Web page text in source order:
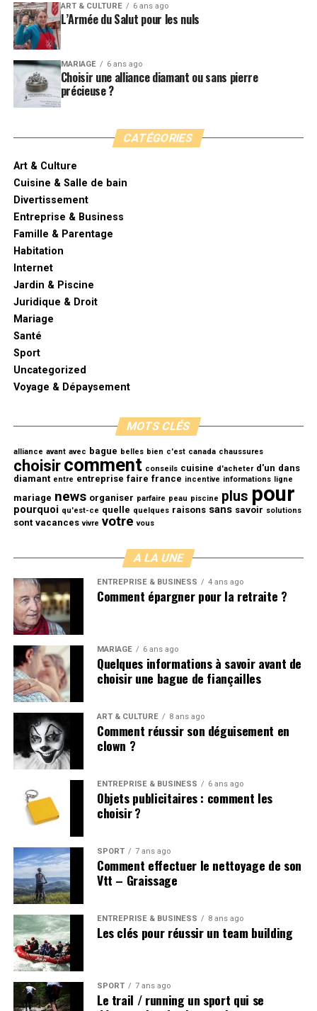
ART & CULTURE 6 ans ago
L’Armée du Salut pour les nuls
MARIAGE 6 ans ago
Choisir une alliance diamant ou sans pierre
précieuse ?
CATÉGORIES
Art & Culture
Cuisine & Salle de bain
Divertissement
Entreprise & Business
Famille & Parentage
Habitation
Internet
Jardin & Piscine
Juridique & Droit
Mariage
Santé
Sport
Uncategorized
Voyage & Dépaysement
MOTS CLÉS
alliance avant avec bague belles bien c'est canada chaussures
choisir comment conseils cuisine d'acheter d'un dans
diamant entre entreprise faire france incentive informations ligne
mariage news organiser parfaire peau piscine plus pour
pourquoi qu'est-ce quelle quelques raisons sans savoir solutions
sont vacances vivre votre vous
A LA UNE
ENTREPRISE & BUSINESS 4 ans ago
Comment épargner pour la retraite ?
MARIAGE 6 ans ago
Quelques informations à savoir avant de
choisir une bague de fiançailles
ART & CULTURE 8 ans ago
Comment réussir son déguisement en
clown ?
ENTREPRISE & BUSINESS 6 ans ago
Objets publicitaires : comment les
choisir ?
SPORT 7 ans ago
Comment effectuer le nettoyage de son
Vtt – Graissage
ENTREPRISE & BUSINESS 8 ans ago
Les clés pour réussir un team building
SPORT 7 ans ago
Le trail / running un sport qui se